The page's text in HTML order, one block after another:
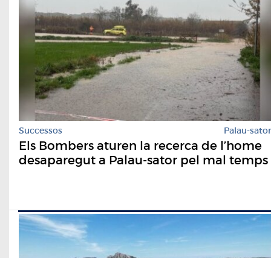
Successos Palau-sator
Els Bombers aturen la recerca de l’home
desaparegut a Palau-sator pel mal temps